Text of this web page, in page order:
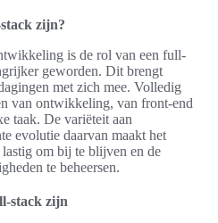
zijn?
is de rol van een full-
geworden. Dit brengt
met zich mee. Volledig
van ontwikkeling, van front-end
taak. De variëteit aan
evolutie daarvan maakt het
om bij te blijven en de
te beheersen.
stack zijn